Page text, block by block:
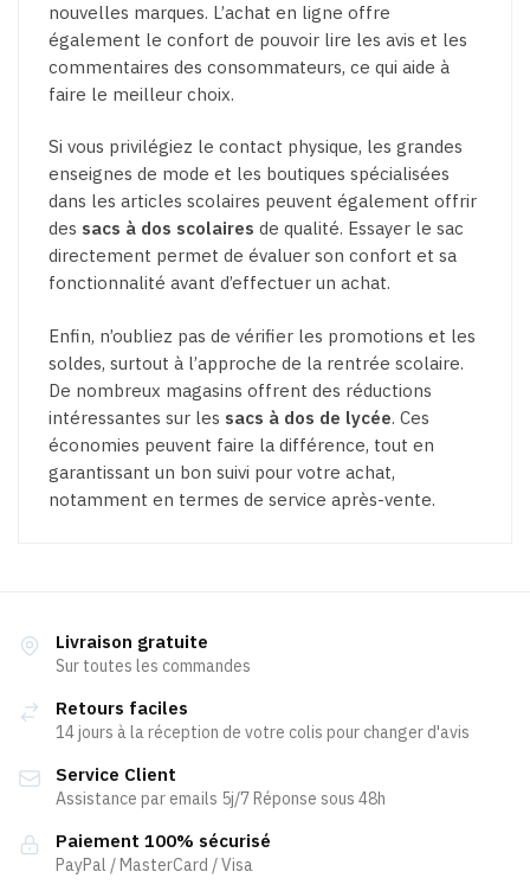
nouvelles marques. L’achat en ligne offre
également le confort de pouvoir lire les avis et les
commentaires des consommateurs, ce qui aide à
faire le meilleur choix.
Si vous privilégiez le contact physique, les grandes
enseignes de mode et les boutiques spécialisées
dans les articles scolaires peuvent également offrir
des sacs à dos scolaires de qualité. Essayer le sac
directement permet de évaluer son confort et sa
fonctionnalité avant d’effectuer un achat.
Enfin, n’oubliez pas de vérifier les promotions et les
soldes, surtout à l’approche de la rentrée scolaire.
De nombreux magasins offrent des réductions
intéressantes sur les sacs à dos de lycée. Ces
économies peuvent faire la différence, tout en
garantissant un bon suivi pour votre achat,
notamment en termes de service après-vente.
Livraison gratuite
Sur toutes les commandes
Retours faciles
14 jours à la réception de votre colis pour changer d'avis
Service Client
Assistance par emails 5j/7 Réponse sous 48h
Paiement 100% sécurisé
PayPal / MasterCard / Visa